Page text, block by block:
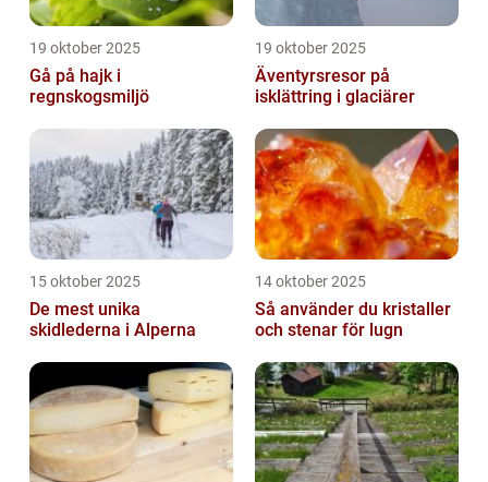
19 oktober 2025
Gå på hajk i
regnskogsmiljö
19 oktober 2025
Äventyrsresor på
isklättring i glaciärer
15 oktober 2025
De mest unika
skidlederna i Alperna
14 oktober 2025
Så använder du kristaller
och stenar för lugn